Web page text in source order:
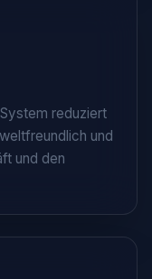
reduziert
und
und den